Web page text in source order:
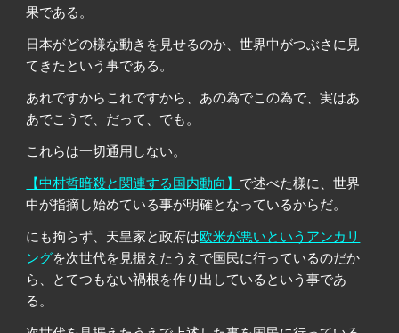
果である 。
日本がどの様な動きを見せるのか、世界中がつぶさに見
てきたという事である 。
あれですからこれですから、あの為でこの為で、実はあ
あでこうで、だって、でも。
これらは一切通用しない。
【中村哲暗殺と関連する国内動向】 で述べた様に、世界
中が指摘し始めている事が明確となっているからだ。
にも拘らず、天皇家と政府は欧米が悪いというアンカリ
ングを次世代を見据えたうえで国民に行っているのだか
ら、 とてつもない禍根を作り出しているという事であ
る。